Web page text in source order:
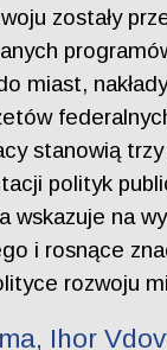
zostały
miast,
stanowią
polityk
wskazuje na
i rosnące
rozwoju
Ihor